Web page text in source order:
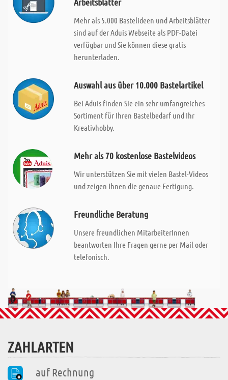
Mehr als 5.000 Bastelideen und Arbeitsblätter
sind auf der Aduis Webseite als PDF-Datei
verfügbar und Sie können diese gratis
herunterladen.
Auswahl aus über 10.000 Bastelartikel
Bei Aduis finden Sie ein sehr umfangreiches
Sortiment für Ihren Bastelbedarf und Ihr
Kreativhobby.
Mehr als 70 kostenlose Bastelvideos
Wir unterstützen Sie mit vielen Bastel-Videos
und zeigen Ihnen die genaue Fertigung.
Freundliche Beratung
Unsere freundlichen MitarbeiterInnen
beantworten Ihre Fragen gerne per Mail oder
telefonisch.
ZAHLARTEN
auf Rechnung